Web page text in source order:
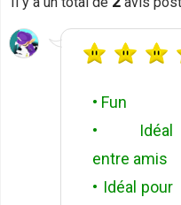
• Fun
• Idéal
entre amis
• Idéal pour